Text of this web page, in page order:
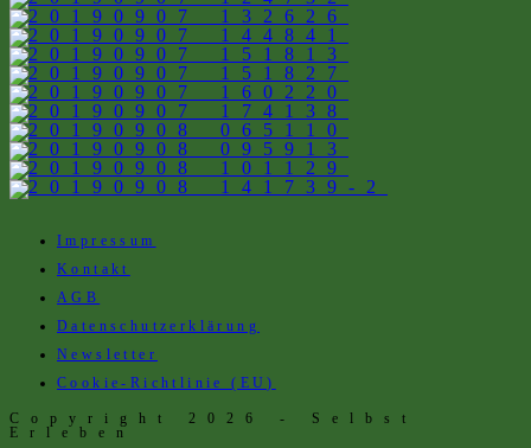
Impressum
Kontakt
AGB
Datenschutzerklärung
Newsletter
Cookie-Richtlinie (EU)
Copyright 2026 - Selbst
Erleben